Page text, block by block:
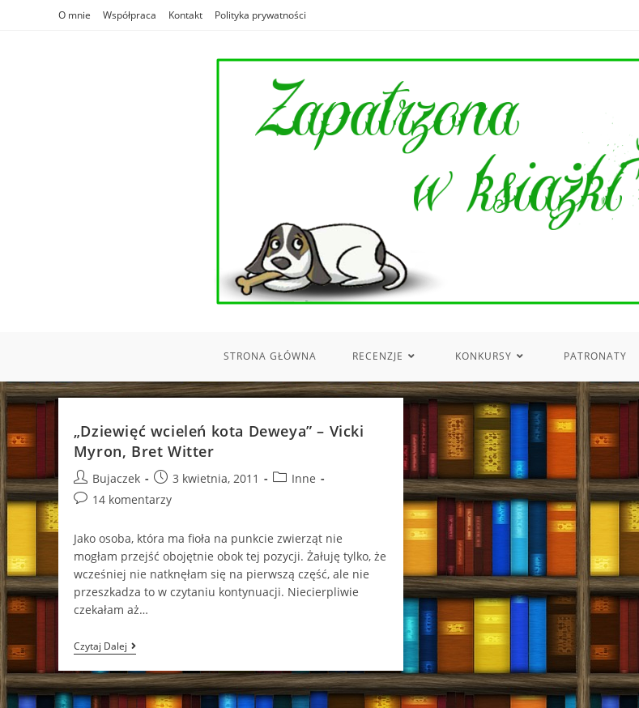
O mnie Współpraca Kontakt Polityka prywatności
STRONA GŁÓWNA RECENZJE KONKURSY PATRONATY
„Dziewięć wcieleń kota Deweya” – Vicki
Myron, Bret Witter
Post
author:
Bujaczek
Post
published:
3 kwietnia, 2011
PostInne
Post14 komentarzy
Jako osoba, która ma fioła na punkcie zwierząt nie
mogłam przejść obojętnie obok tej pozycji. Żałuję tylko, że
wcześniej nie natknęłam się na pierwszą część, ale nie
przeszkadza to w czytaniu kontynuacji. Niecierpliwie
czekałam aż…
Czytaj Dalej„Dziewięć
Wcieleń
Kota
Deweya”
–